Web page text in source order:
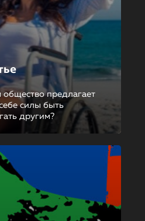
предлагает
силы быть
другим?